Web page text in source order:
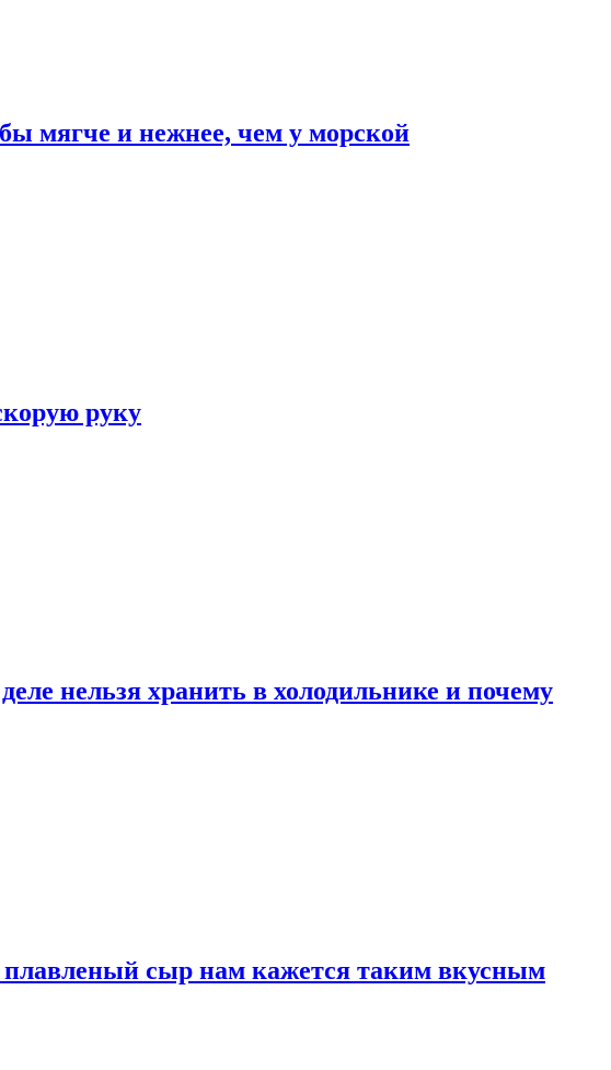
мягче и нежнее, чем у морской
руку
нельзя хранить в холодильнике и почему
сыр нам кажется таким вкусным